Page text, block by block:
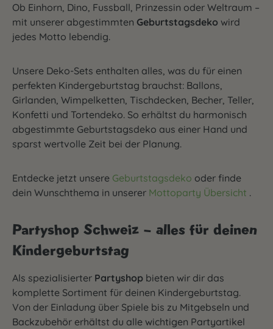
Ob Einhorn, Dino, Fussball, Prinzessin oder Weltraum –
mit unserer abgestimmten Geburtstagsdeko wird
jedes Motto lebendig.
Unsere Deko-Sets enthalten alles, was du für einen
perfekten Kindergeburtstag brauchst: Ballons,
Girlanden, Wimpelketten, Tischdecken, Becher, Teller,
Konfetti und Tortendeko. So erhältst du harmonisch
abgestimmte Geburtstagsdeko aus einer Hand und
sparst wertvolle Zeit bei der Planung.
Entdecke jetzt unsere Geburtstagsdeko oder finde
dein Wunschthema in unserer Mottoparty Übersicht .
Partyshop Schweiz – alles für deinen
Kindergeburtstag
Als spezialisierter Partyshop bieten wir dir das
komplette Sortiment für deinen Kindergeburtstag.
Von der Einladung über Spiele bis zu Mitgebseln und
Backzubehör erhältst du alle wichtigen Partyartikel